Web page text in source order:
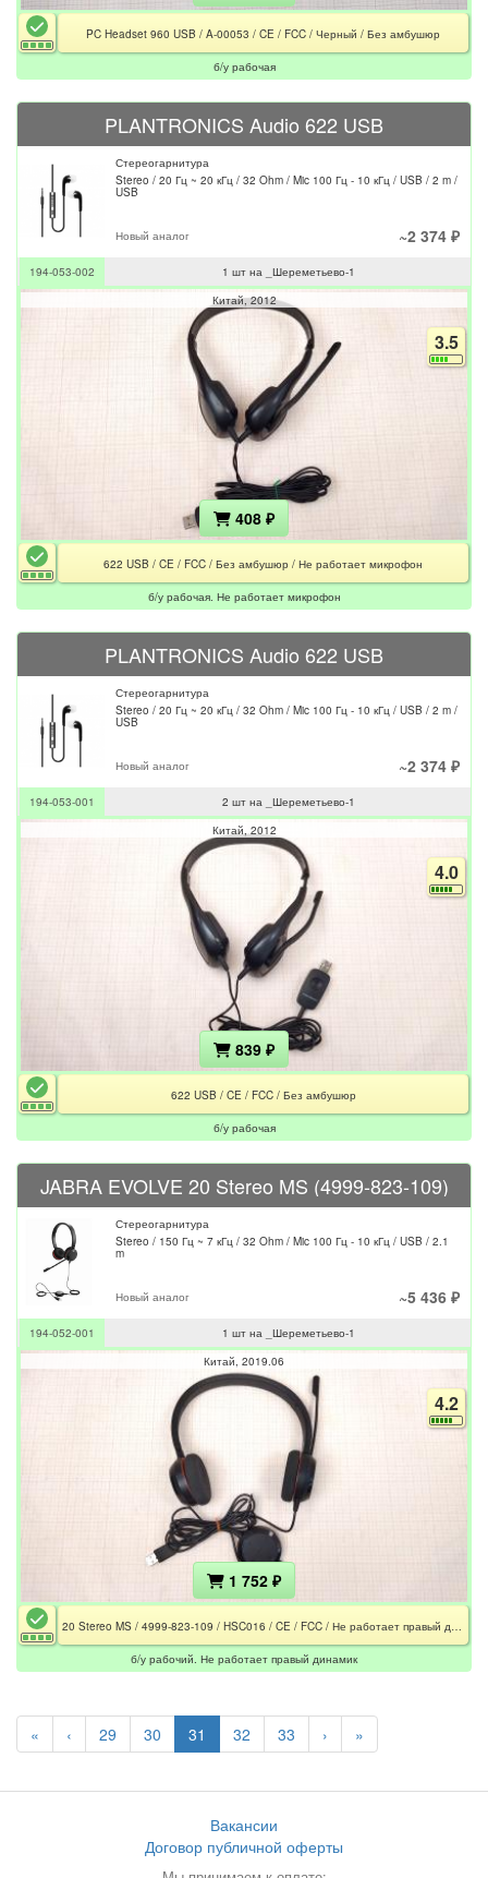
PC Headset 960 USB / A-00053 / CE / FCC / Черный / Без амбушюр
б/у рабочая
PLANTRONICS Audio 622 USB
Стереогарнитура
Stereo / 20 Гц ~ 20 кГц / 32 Ohm / Mic 100 Гц - 10 кГц / USB / 2 m /
USB
Новый аналог ~2 374 ₽
194-053-002
1 шт на _Шереметьево-1
Китай 2012
3.5
408 ₽
622 USB / CE / FCC / Без амбушюр / Не работает микрофон
б/у рабочая. Не работает микрофон
PLANTRONICS Audio 622 USB
Стереогарнитура
Stereo / 20 Гц ~ 20 кГц / 32 Ohm / Mic 100 Гц - 10 кГц / USB / 2 m /
USB
Новый аналог ~2 374 ₽
194-053-001
2 шт на _Шереметьево-1
Китай 2012
4.0
839 ₽
622 USB / CE / FCC / Без амбушюр
б/у рабочая
JABRA EVOLVE 20 Stereo MS (4999-823-109)
Стереогарнитура
Stereo / 150 Гц ~ 7 кГц / 32 Ohm / Mic 100 Гц - 10 кГц / USB / 2.1
m
Новый аналог ~5 436 ₽
194-052-001
1 шт на _Шереметьево-1
Китай 2019.06
4.2
1 752 ₽
б/у рабочий. Не работает правый динамик
« ‹ 29 30 31 32 33 › »
Вакансии
Договор публичной оферты